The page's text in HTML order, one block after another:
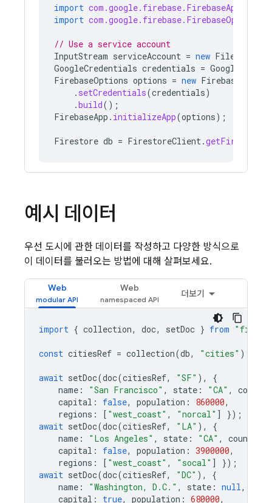
import com.google.firebase.FirebaseApp
import com.google.firebase.FirebaseOptions
// Use a service account
InputStream serviceAccount = new
GoogleCredentials credentials =
FirebaseOptions options = new
. setCredentials(credentials)
.build();
FirebaseApp . initializeApp(options);
Firestore db = FirestoreClient.getFirestore
예시 데이터
우선 도시에 관한 데이터를 작성하고 다양한 방식으로
이 데이터를 불러오는 방법에 대해 살펴보세요.
Web Web
더보기
import { collection, doc, setDoc } from
const citiesRef = collection(db, "cities" );
await setDoc(doc(citiesRef, "SF" ),
{
name : "San Francisco" , state : "CA" ,
country
capital : false, population : 860000,
regions : [ "west_coast" , "norcal" ]
});
await setDoc(doc(citiesRef, "LA" ),
{
name : "Los Angeles" , state : "CA" , country
capital : false, population : 3900000,
regions : [ "west_coast" , "socal" ]
});
await setDoc(doc(citiesRef, "DC" ),
{
name : "Washington, D.C." , state : null,
capital : true, population : 680000,